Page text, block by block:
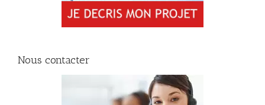
Nous contacter